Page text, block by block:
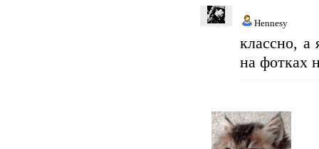
Hennesy
классно, а
на фотках